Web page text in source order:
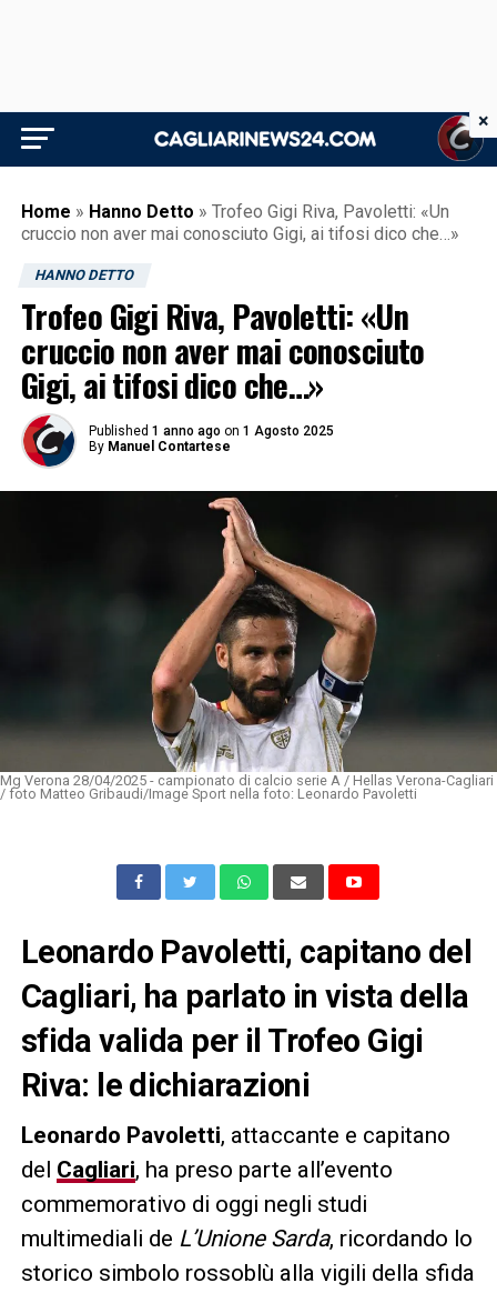
Home » Hanno Detto » Trofeo Gigi Riva, Pavoletti: «Un
cruccio non aver mai conosciuto Gigi, ai tifosi dico che…»
HANNO DETTO
Trofeo Gigi Riva, Pavoletti: «Un
cruccio non aver mai conosciuto
Gigi, ai tifosi dico che…»
Published 1 anno ago on 1 Agosto 2025
By Manuel Contartese
Mg Verona 28/04/2025 - campionato di calcio serie A / Hellas Verona-Cagliari
/ foto Matteo Gribaudi/Image Sport nella foto: Leonardo Pavoletti
Leonardo Pavoletti, capitano del
Cagliari, ha parlato in vista della
sfida valida per il Trofeo Gigi
Riva: le dichiarazioni
Leonardo Pavoletti, attaccante e capitano
del Cagliari, ha preso parte all’evento
commemorativo di oggi negli studi
multimediali de L’Unione Sarda, ricordando lo
storico simbolo rossoblù alla vigili della sfida
×